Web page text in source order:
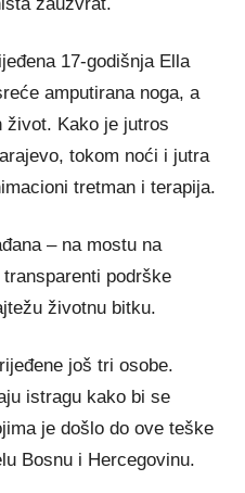
17-godišnja Ella
amputirana noga, a
život. Kako je jutros
tokom noći i jutra
tretman i terapija.
– na mostu na
podrške
životnu bitku.
još tri osobe.
istragu kako bi se
je došlo do ove teške
Bosnu i Hercegovinu.